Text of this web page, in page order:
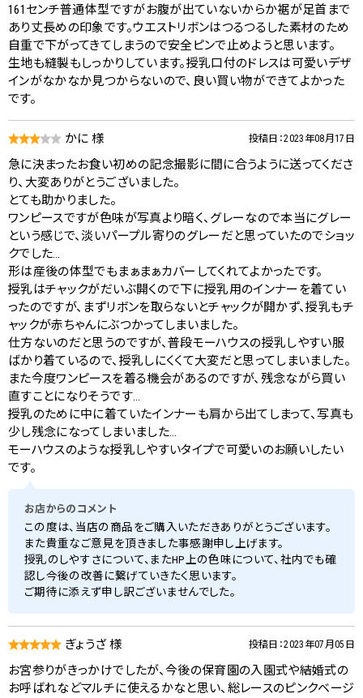
161センチ普通体型ですがお腹が出ていないからか裾が足首まで
あり丈長めの印象です。ウエストリボンはつるつるした素材のため
自重で下がってきてしまうので安全ピンで止めようと思います。
生地も縫製もしっかりしています。授乳口付のドレスは可愛いデザ
インがなかなか見つからないので、良い買い物ができてよかった
です。
かに 様 投稿日：2023年08月17日
急に決まったお食い初めの記念撮影に間に合うように送ってくださ
り、大変ありがとうございました。
とても助かりました。
ワンピースですが色味が写真より暗く、グレーなので本当にグレー
という感じで、淡いパープル寄りのグレーだと思っていたのでショッ
クでした…
形は産後の体型でもまぁまぁカバーしてくれてよかったです。
授乳はチャックがだいぶ開くので下に授乳用のインナーを着てい
ったのですが、まずリボンを取らないとチャックが開かず、授乳もチ
ャックが赤ちゃんにぶつかってしまいました。
仕方ないのだと思うのですが、普段モーハウスの授乳しやすい服
ばかり着ているので、授乳しにくくて大変だと思ってしまいました。
また今度ワンピースを着る機会があるのですが、残念ながら買い
直すことになりそうです…
授乳のために中に着ていたインナーも肩から出てしまって、写真も
少し残念になってしまいました…
モーハウスのような授乳しやすいタイプで可愛いのお願いしたい
です。
お店からのコメント
この度は、当店の商品をご購入いただきありがとうございます。
また貴重なご意見を頂きました事感謝申し上げます。
授乳のしやすさについて、またHP上の色味について、社内でも確
認し今後の改善に繋げていきたく思います。
ご期待に添えず申し訳ございませんでした。
ぎょうざ 様 投稿日：2023年07月05日
お宮参りがきっかけでしたが、今後の保育園の入園式や結婚式の
お呼ばれなどマルチに使えるかなと思い、総レースのピンクベージ